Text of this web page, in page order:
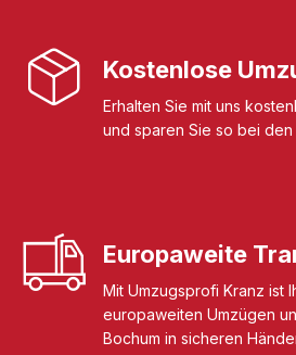
Kostenlose
Erhalten Sie mit uns
und sparen Sie so bei
Europaweite
Mit Umzugsprofi Kranz ist
europaweiten Umzügen
Bochum in sicheren